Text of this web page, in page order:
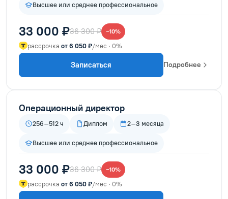
Высшее или среднее профессиональное
33 000 ₽36 300 ₽ −10%
рассрочка от 6 050 ₽/мес · 0%
Записаться Подробнее
Операционный директор
256–512 ч Диплом 2–3 месяца
Высшее или среднее профессиональное
33 000 ₽36 300 ₽ −10%
рассрочка от 6 050 ₽/мес · 0%